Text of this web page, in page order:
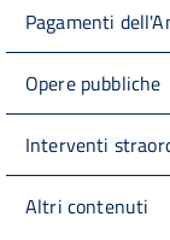
Pagamenti
Opere pubbliche
Interventi
Altri contenuti